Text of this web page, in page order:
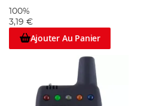
100%
3,19 €
Ajouter Au Panier